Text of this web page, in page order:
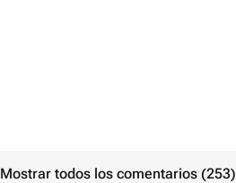
Mostrar todos los comentarios (253)